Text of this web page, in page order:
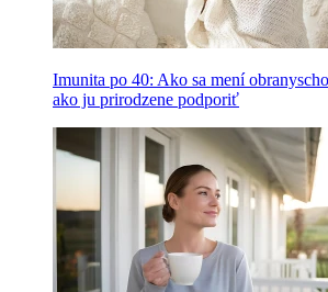
Imunita po 40: Ako sa mení
ako ju prirodzene podporiť